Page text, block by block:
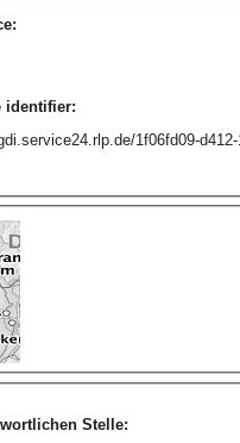
:
identifier:
1f06fd09-
Stelle: